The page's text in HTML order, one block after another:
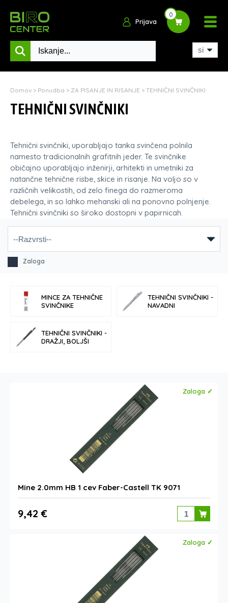
Prijava
0
Domov > Ponudba > ZA PISANJE IN RISANJE > TEHNIČNI SVINČNIKI
TEHNIČNI SVINČNIKI
Tehnični svinčniki, uporabljajo tanka svinčena polnila
namesto tradicionalnih grafitnih jeder. Te svinčnike
običajno uporabljajo inženirji, arhitekti in umetniki za
natančne tehnične risbe, skice in risanje. Na voljo so v
različnih velikostih, od zelo finega do razmeroma
debelega, in so lahko mehanski ali na ponovno polnjenje.
Tehnični svinčniki so široko dostopni v papirnicah.
Zaloga
MINCE ZA TEHNIČNE
SVINČNIKE
TEHNIČNI SVINČNIKI -
NAVADNI
TEHNIČNI SVINČNIKI -
DRAŽJI, BOLJŠI
Zaloga ✓
Mine 2.0mm HB 1 cev Faber-Castell TK 9071
9,42 €
Zaloga ✓